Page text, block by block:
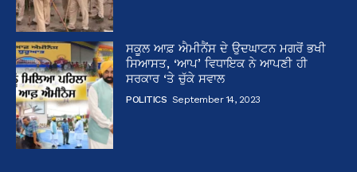
ਸਕੂਲ ਆਫ਼ ਐਮੀਨੈਂਸ ਦੇ ਉਦਘਾਟਨ ਮਗਰੋਂ ਭਖੀ
ਸਿਆਸਤ, ‘ਆਪ’ ਵਿਧਾਇਕ ਨੇ ਆਪਣੀ ਹੀ
ਸਰਕਾਰ ‘ਤੇ ਚੁੱਕੇ ਸਵਾਲ
POLITICS September 14, 2023